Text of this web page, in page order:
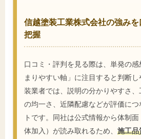
信越塗装工業株式会社の強み
把握
口コミ・評判を見る際は、単発の
まりやすい軸」に注目すると判断
装業者では、説明の分かりやすさ、
の均一さ、近隣配慮などが評価に
トです。同社は公式情報から体制
体加入）が読み取れるため、 施工品